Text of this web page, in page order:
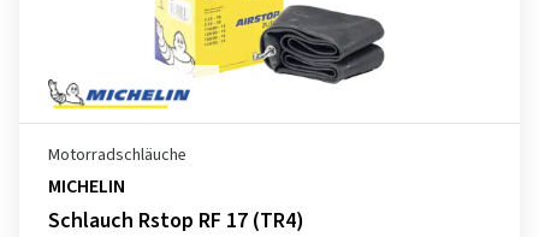
Motorradschläuche
MICHELIN
Schlauch Rstop RF 17 (TR4)